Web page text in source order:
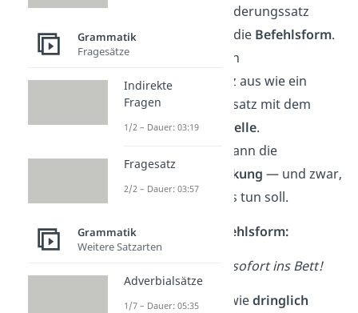
Aufforderungssatz
verwendet jedoch die Befehlsform.
Manchmal sieht ein
Aufforderungssatz aus wie ein
normaler Aussagesatz mit dem
Verbanzweiter Stelle.
Entscheidend ist dann die
beabsichtigte Wirkung — und zwar,
dass jemand etwas tun soll.
Beispiel ohne Befehlsform:
jetzt sofort ins Bett!
Tipp:Je nachdem wiedringlich
Grammatik
Fragesätze
Indirekte
Fragen
1/2 – Dauer: 03:19
Fragesatz
2/2 – Dauer: 03:57
Grammatik
Weitere Satzarten
Adverbialsätze
1/7 – Dauer: 05:35